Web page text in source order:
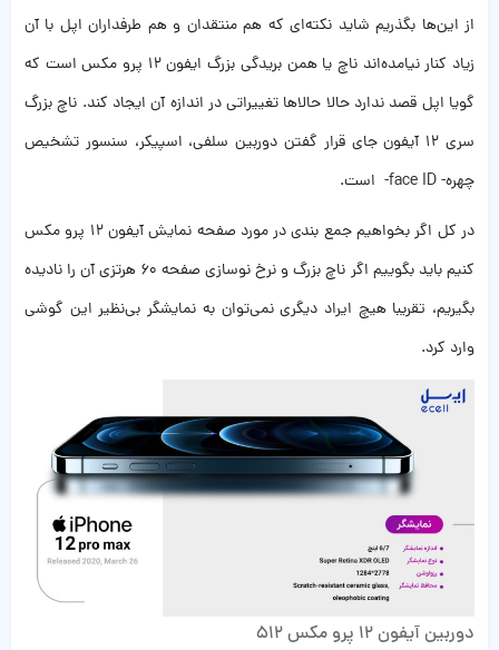
از این‌ها بگذریم شاید نکته‌ای که هم منتقدان و هم طرفداران اپل با آن
زیاد کنار نیامده‌اند ناچ یا همن بریدگی بزرگ ایفون ۱۲ پرو مکس است که
گویا اپل قصد ندارد حالا حالاها تغییراتی در اندازه آن ایجاد کند. ناچ بزرگ
سری ۱۲ آیفون جای قرار گفتن دوربین سلفی، اسپیکر، سنسور تشخیص
چهره- face ID- است.
در کل اگر بخواهیم جمع بندی در مورد صفحه نمایش آیفون 12 پرو مکس
کنیم باید بگوییم اگر ناچ بزرگ و نرخ نوسازی صفحه ۶۰ هرتزی آن را نادیده
بگیریم، تقریبا هیچ ایراد دیگری نمی‌توان به نمایشگر بی‌نظیر این گوشی
وارد کرد.
دوربین آیفون ۱۲ پرو مکس 512